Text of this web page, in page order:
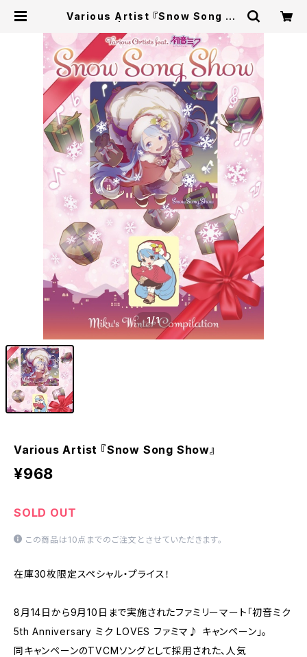
Various Artist 『Snow Song Sh
1/1
Various Artist 『Snow Song Show』
¥968
SOLD OUT
この商品は10点までのご注文とさせていただきます。
在庫30枚限定スペシャル・プライス！
8月14日から9月10日まで実施されたファミリーマート「初音ミク
5th Anniversary ミク LOVES ファミマ♪ キャンペーン」。
同キャンペーンのTVCMソングとして採用された、人気